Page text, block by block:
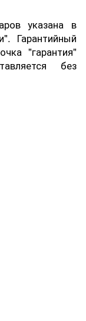
указана в
Гарантийный
"гарантия"
без